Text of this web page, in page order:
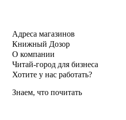
Адреса магазинов
Книжный Дозор
О компании
Читай-город для бизнеса
Хотите у нас работать?
Знаем, что почитать